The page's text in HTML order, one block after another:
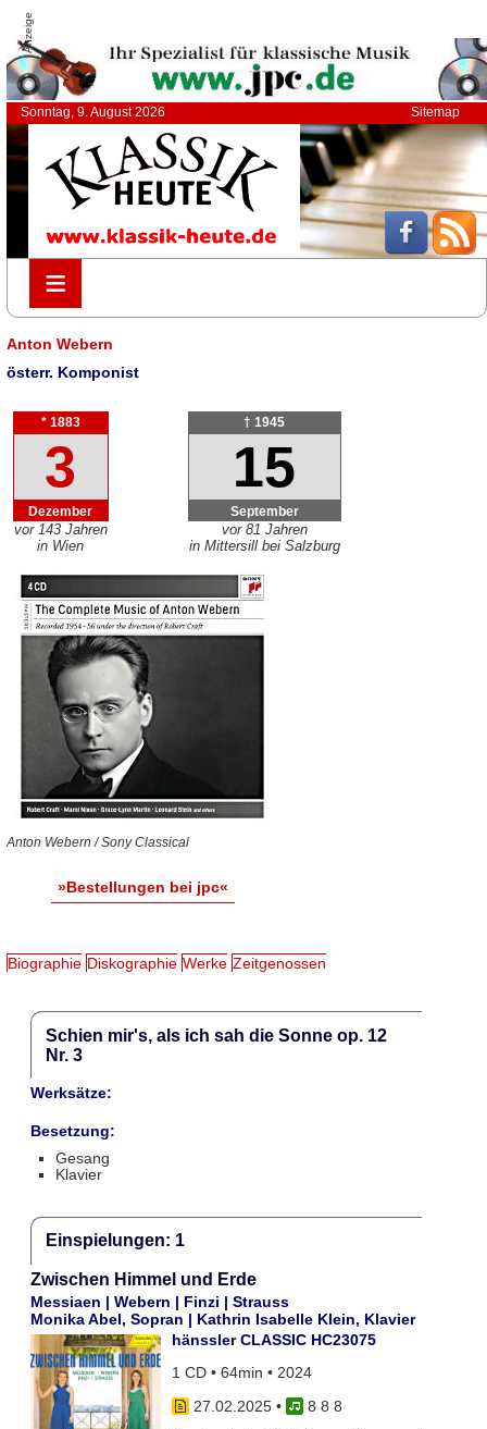
Anzeige
Sonntag, 9. August 2026 Sitemap
≡
≡
Anton Webern
österr. Komponist
* 1883
3
Dezember
vor 143 Jahren
in Wien
† 1945
15
September
vor 81 Jahren
in Mittersill bei Salzburg
Anton Webern / Sony Classical
»Bestellungen bei jpc«
Biographie Diskographie Werke Zeitgenossen
Schien mir's, als ich sah die Sonne op. 12
Nr. 3
Werksätze:
Besetzung:
Gesang
Klavier
Einspielungen: 1
Zwischen Himmel und Erde
Messiaen | Webern | Finzi | Strauss
Monika Abel, Sopran | Kathrin Isabelle Klein, Klavier
hänssler CLASSIC HC23075
1 CD • 64min • 2024
27.02.2025•
8 8 8